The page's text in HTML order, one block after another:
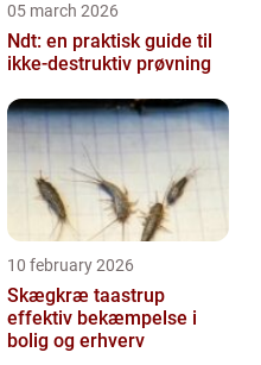
05 march 2026
Ndt: en praktisk guide til
ikke-destruktiv prøvning
10 february 2026
Skægkræ taastrup
effektiv bekæmpelse i
bolig og erhverv